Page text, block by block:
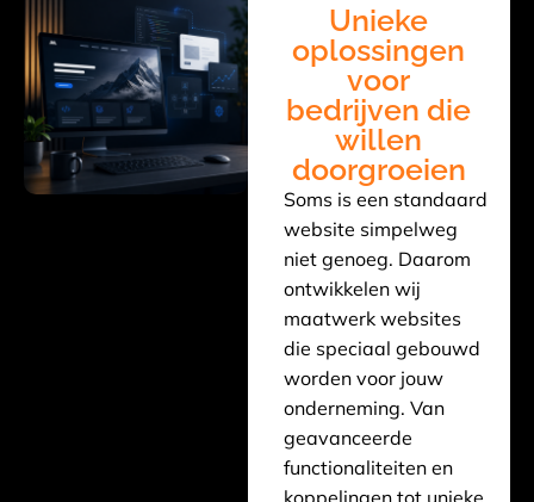
Unieke
oplossingen
voor
bedrijven die
willen
doorgroeien
Soms is een standaard
website simpelweg
niet genoeg. Daarom
ontwikkelen wij
maatwerk websites
die speciaal gebouwd
worden voor jouw
onderneming. Van
geavanceerde
functionaliteiten en
koppelingen tot unieke